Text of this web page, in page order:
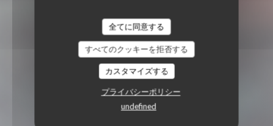
全てに同意する
すべてのクッキーを拒否する
カスタマイズする
プライバシーポリシー
undefined